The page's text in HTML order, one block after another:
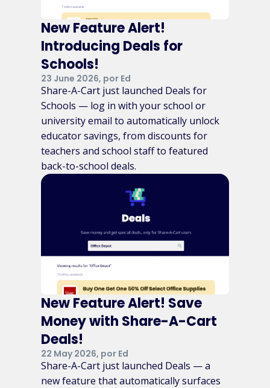
New Feature Alert!
Introducing Deals for
Schools!
23 June 2026, por Ed
Share-A-Cart just launched Deals for
Schools — log in with your school or
university email to automatically unlock
educator savings, from discounts for
teachers and school staff to featured
back-to-school deals.
New Feature Alert! Save
Money with Share-A-Cart
Deals!
22 May 2026, por Ed
Share-A-Cart just launched Deals — a
new feature that automatically surfaces